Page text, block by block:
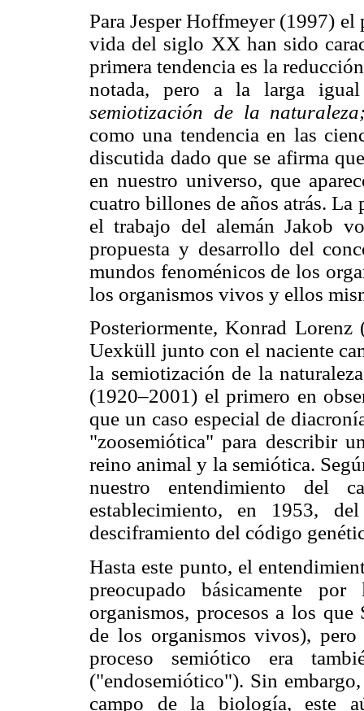
Para Jesper Hoffmeyer (1997) el
vida del siglo XX han sido
primera tendencia es la
notada, pero a la larga
semiotización de la
como una tendencia en las
discutida dado que se afirma
en nuestro universo, que
cuatro billones de años atrás. La
el trabajo del alemán Jakob
propuesta y desarrollo del
mundos fenoménicos de los
los organismos vivos y ellos
Posteriormente, Konrad
Uexküll junto con el naciente
la semiotización de la
(1920–2001) el primero en
que un caso especial de
"zoosemiótica" para describir
reino animal y la semiótica.
nuestro entendimiento del
establecimiento, en 1953,
desciframiento del código
Hasta este punto, el
preocupado básicamente
organismos, procesos a los
de los organismos vivos),
proceso semiótico era
("endosemiótico"). Sin
campo de la biología, este